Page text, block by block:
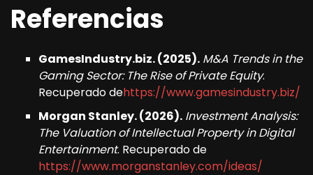
Referencias
GamesIndustry.biz. (2025). M&A Trends in the
Gaming Sector: The Rise of Private Equity.
Recuperado dehttps://www.gamesindustry.biz/
Morgan Stanley. (2026). Investment Analysis:
The Valuation of Intellectual Property in Digital
Entertainment. Recuperado de
https://www.morganstanley.com/ideas/